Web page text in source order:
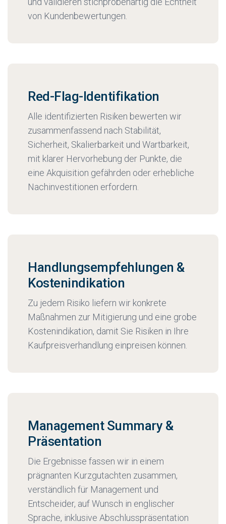
von Kundenbewertungen.
Red-Flag-Identifikation
Alle identifizierten Risiken bewerten wir
zusammenfassend nach Stabilität,
Sicherheit, Skalierbarkeit und Wartbarkeit,
mit klarer Hervorhebung der Punkte, die
eine Akquisition gefährden oder erhebliche
Nachinvestitionen erfordern.
Handlungsempfehlungen &
Kostenindikation
Zu jedem Risiko liefern wir konkrete
Maßnahmen zur Mitigierung und eine grobe
Kostenindikation, damit Sie Risiken in Ihre
Kaufpreisverhandlung einpreisen können.
Management Summary &
Präsentation
Die Ergebnisse fassen wir in einem
prägnanten Kurzgutachten zusammen,
verständlich für Management und
Entscheider, auf Wunsch in englischer
Sprache, inklusive Abschlusspräsentation